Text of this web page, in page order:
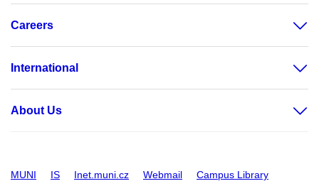
Careers
International
About Us
MUNI IS Inet.muni.cz Webmail Campus Library